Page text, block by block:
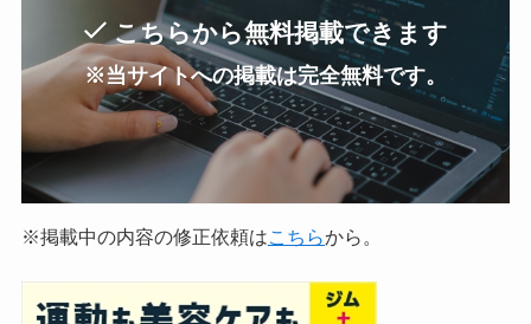
こちらから無料掲載できます
※当サイトへの掲載は完全無料です。
※掲載中の内容の修正依頼はこちらから。